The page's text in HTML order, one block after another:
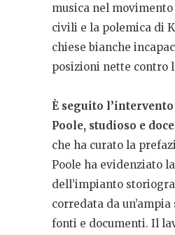
musica nel
civili e la polemica di
chiese bianche
posizioni nette contro
È seguito
Poole, studioso e
che ha curato la
Poole ha evidenziato
dell’impianto
corredata da
fonti e documenti. Il